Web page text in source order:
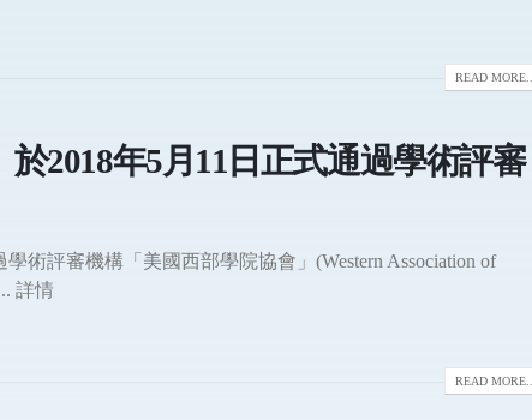
READ MORE...
2018年5月11日正式通過學術評審
術評審機構「美國西部學院協會」(Western Association of
詳情
READ MORE...